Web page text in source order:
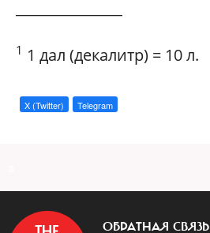
1 1 дал (декалитр) = 10 л.
X (Twitter) Telegram
ОБРАТНАЯ СВЯЗЬ